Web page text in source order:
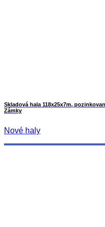
Skladová hala 118x25x7m,
Zámky
Nové haly